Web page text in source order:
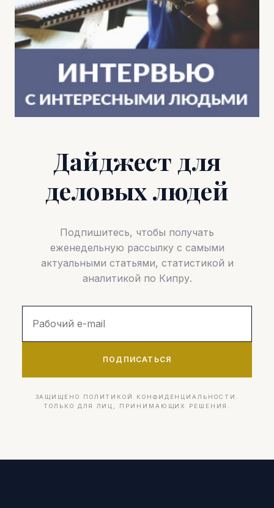
Дайджест для
деловых людей
Подпишитесь, чтобы получать
еженедельную рассылку с самыми
актуальными статьями, статистикой и
аналитикой по Кипру.
ПОДПИСАТЬСЯ
ЗАЩИЩЕНО ПОЛИТИКОЙ КОНФИДЕНЦИАЛЬНОСТИ.
ТОЛЬКО ДЛЯ ЛИЦ, ПРИНИМАЮЩИХ РЕШЕНИЯ.